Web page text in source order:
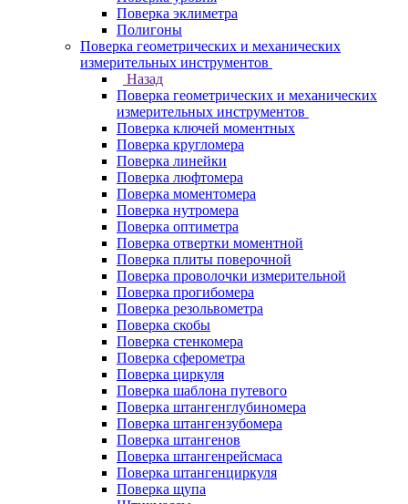
Поверка эклиметра
Полигоны
Поверка геометрических и механических
измерительных инструментов
Назад
Поверка геометрических и механических
измерительных инструментов
Поверка ключей моментных
Поверка кругломера
Поверка линейки
Поверка люфтомера
Поверка моментомера
Поверка нутромера
Поверка оптиметра
Поверка отвертки моментной
Поверка плиты поверочной
Поверка проволочки измерительной
Поверка прогибомера
Поверка резольвометра
Поверка скобы
Поверка стенкомера
Поверка сферометра
Поверка циркуля
Поверка шаблона путевого
Поверка штангенглубиномера
Поверка штангензубомера
Поверка штангенов
Поверка штангенрейсмаса
Поверка штангенциркуля
Поверка щупа